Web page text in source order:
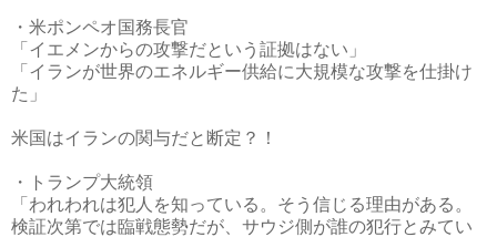
・米ポンペオ国務長官
「イエメンからの攻撃だという証拠はない」
「イランが世界のエネルギー供給に大規模な攻撃を仕掛け
た」
米国はイランの関与だと断定？！
・トランプ大統領
「われわれは犯人を知っている。そう信じる理由がある。
検証次第では臨戦態勢だが、サウジ側が誰の犯行とみてい